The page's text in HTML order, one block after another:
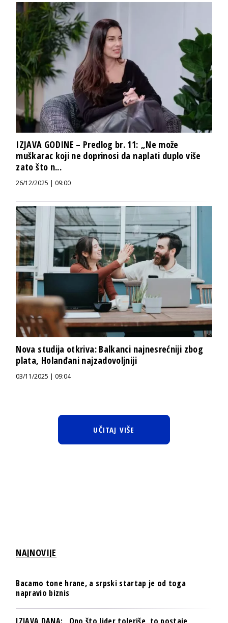
IZJAVA GODINE – Predlog br. 11: „Ne može
muškarac koji ne doprinosi da naplati duplo više
zato što n...
26/12/2025 | 09:00
Nova studija otkriva: Balkanci najnesrećniji zbog
plata, Holanđani najzadovoljniji
03/11/2025 | 09:04
UČITAJ VIŠE
NAJNOVIJE
Bacamo tone hrane, a srpski startap je od toga
napravio biznis